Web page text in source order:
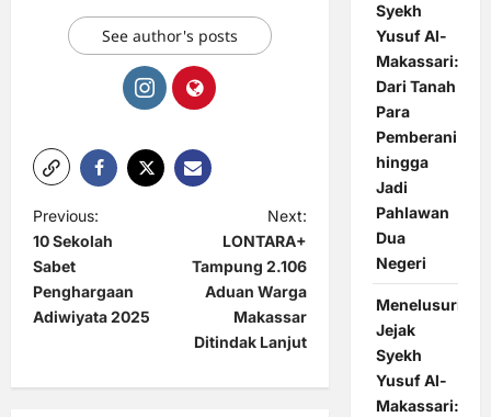
See author's posts
P
o
s
t
a
Previous:
10 Sekolah
Sabet
Penghargaan
Adiwiyata 2025
Next:
LONTARA+
Tampung 2.106
Aduan Warga
Makassar
Ditindak Lanjut
Syekh
Yusuf Al-
Makassari:
Dari Tanah
Para
Pemberani
hingga
Jadi
Pahlawan
Dua
Negeri
Menelusuri
Jejak
Syekh
Yusuf Al-
Makassari: